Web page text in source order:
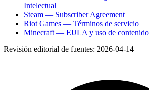
Intelectual
Steam — Subscriber Agreement
Riot Games — Términos de servicio
Minecraft — EULA y uso de contenido
Revisión editorial de fuentes: 2026-04-14